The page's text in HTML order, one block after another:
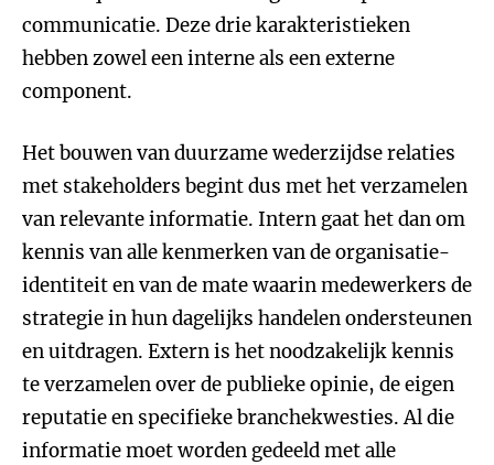
communicatie. Deze drie karakteristieken
hebben zowel een interne als een externe
component.
Het bouwen van duurzame wederzijdse relaties
met stakeholders begint dus met het verzamelen
van relevante informatie. Intern gaat het dan om
kennis van alle kenmerken van de organisatie-
identiteit en van de mate waarin medewerkers de
strategie in hun dagelijks handelen ondersteunen
en uitdragen. Extern is het noodzakelijk kennis
te verzamelen over de publieke opinie, de eigen
reputatie en specifieke branchekwesties. Al die
informatie moet worden gedeeld met alle